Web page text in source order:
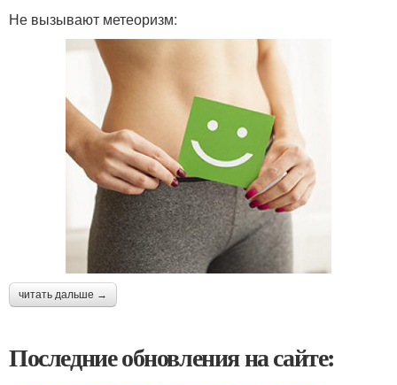
Не вызывают метеоризм:
читать дальше →
Последние обновления на сайте: